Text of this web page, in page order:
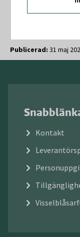
Publicerad: 31 maj
Kontakt